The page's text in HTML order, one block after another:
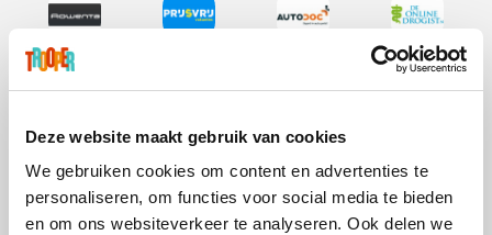
Deze website maakt gebruik van cookies
We gebruiken cookies om content en advertenties te
personaliseren, om functies voor social media te bieden
en om ons websiteverkeer te analyseren. Ook delen we
Rowenta De Online Drogist
Vidaxl Lampenlicht.be Plopsa